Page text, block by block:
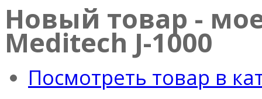
Новый товар -
Meditech J-1000
Посмотреть товар в